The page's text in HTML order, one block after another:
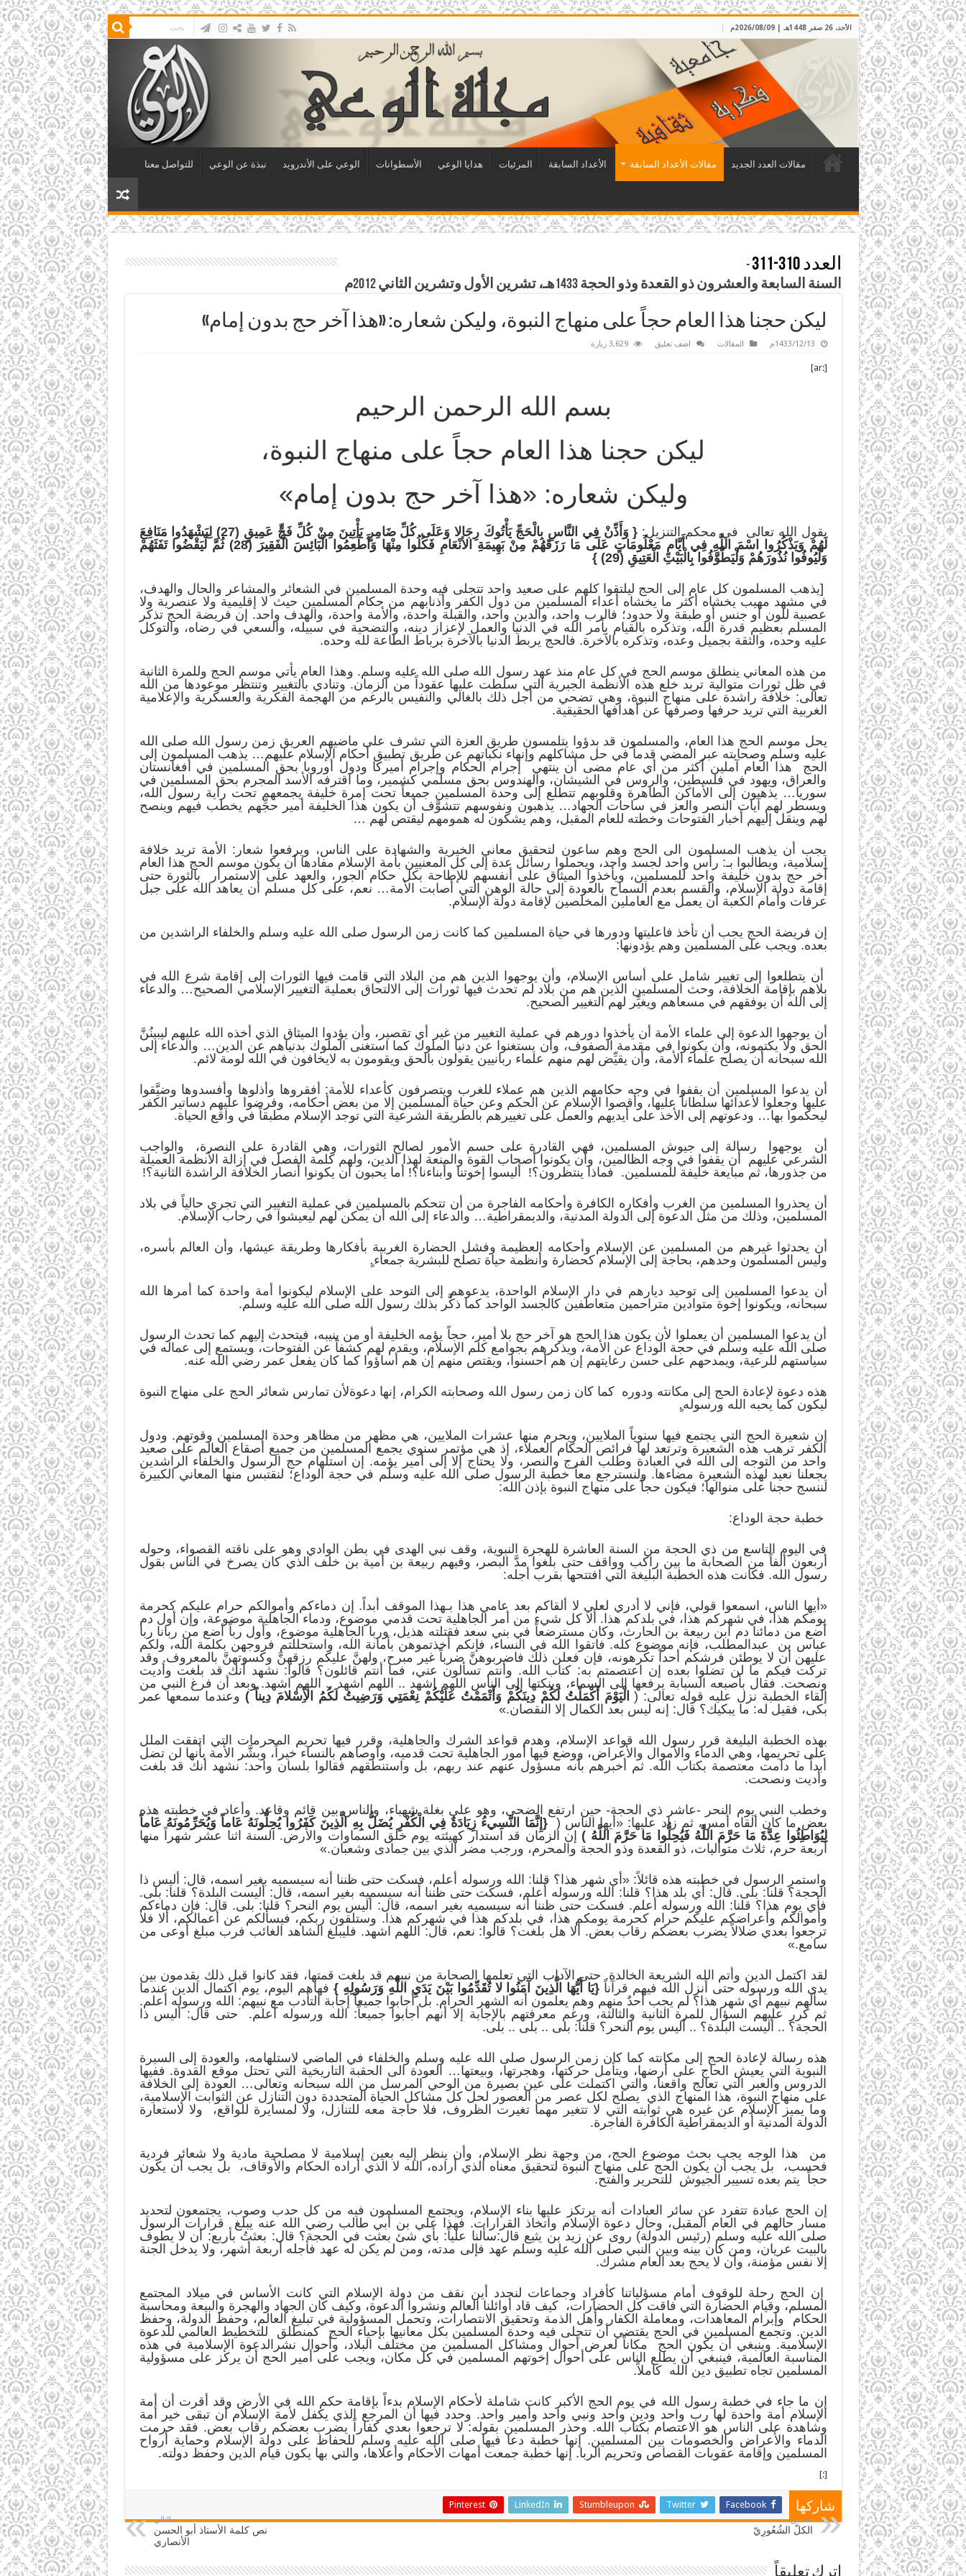
الأحد، 26 صفر 1448هـ | 2026/08/09م
مقالات العدد الجديد مقالات الأعداد السابقة الأعداد السابقة المرئيات هدايا الوعي الأسطوانات الوعي على الأندرويد نبذة عن الوعي للتواصل معنا
العدد 310-311
-
السنة السابعة والعشرون ذو القعدة وذو الحجة 1433هـ، تشرين الأول وتشرين الثاني 2012م
ليكن حجنا هذا العام حجاً على منهاج النبوة، وليكن شعاره: «هذا آخر حج بدون إمام»
1433/12/13م المقالات اضف تعليق 3,629 زيارة
[:ar]
بسم الله الرحمن الرحيم
ليكن حجنا هذا العام حجاً على منهاج النبوة،
وليكن شعاره: «هذا آخر حج بدون إمام»
يقول الله تعالى في محكم التنزيل: { وَأَذِّنْ فِي النَّاسِ بِالْحَجِّ يَأْتُوك
َ رِجَالا وَعَلَى كُلِّ ضَامِرٍ يَأْتِينَ مِنْ كُلِّ فَجٍّ عَمِيقٍ (27) لِيَشْهَدُوا مَنَافِعَ
لَهُمْ وَيَذْكُرُوا اسْمَ اللَّهِ فِي أَيَّامٍ مَعْلُومَاتٍ عَلَى مَا رَزَقَهُمْ مِنْ بَهِيمَةِ الأنْعَامِ فَكُلُوا مِنْهَا وَأَطْعِمُوا الْبَائِسَ الْفَقِيرَ (28) ثُمَّ لْيَقْضُوا تَفَثَهُمْ
وَلْيُوفُوا نُذُورَهُمْ وَلْيَطَّوَّفُوا بِالْبَيْتِ الْعَتِيقِ (29) }
[يذهب المسلمون كل عام إلى الحج ليلتقوا كلهم على صعيد واحد تتجلى فيه وحدة المسلمين في الشعائر والمشاعر والحال والهدف،
في مشهد مهيب يخشاه أكثر ما يخشاه أعداء المسلمين من دول الكفر وأذنابهم من حكام المسلمين حيث لا إقليمية ولا عنصرية ولا
عصبية للون أو جنس أو طبقة ولا حدود؛ فالرب واحد، والدين واحد، والقبلة واحدة، والأمة واحدة، والهدف واحد. إن فريضة الحج تذكر
المسلم بعظيم قدرة الله، وتذكره بالقيام بأمر الله في الدنيا والعمل لإعزاز دينه، والتضحية في سبيله، والسعي في رضاه، والتوكل
عليه وحده، والثقة بجميل وعده، وتذكره بالآخرة. فالحج يربط الدنيا بالآخرة برباط الطاعة لله وحده.
من هذه المعاني ينطلق موسم الحج في كل عام منذ عهد رسول الله صلى الله عليه وسلم. وهذا العام يأتي موسم الحج وللمرة الثانية
في ظل ثورات متوالية تريد خلع هذه الأنظمة الجبرية التي سلطت عليها عقوداً من الزمان. وتنادي بالتغيير وتنتظر موعودها من الله
تعالى: خلافة راشدة على منهاج النبوة، وهي تضحي من أجل ذلك بالغالي والنفيس بالرغم من الهجمة الفكرية والعسكرية والإعلامية
الغربية التي تريد حرفها وصرفها عن أهدافها الحقيقية.
يحل موسم الحج هذا العام، والمسلمون قد بدؤوا يتلمسون طريق العزة التي تشرف على ماضيهم العريق زمن رسول الله صلى الله
عليه وسلم وصحابته عبر المضي قدماً في حل مشاكلهم وإنهاء نكباتهم عن طريق تطبيق أحكام الإسلام عليهم… يذهب المسلمون إلى
الحج هذا العام آملين أكثر من أي عام مضى أن ينتهي إجرام الحكام وإجرام أميركا ودول أوروبا بحق المسلمين في أفغانستان
والعراق، ويهود في فلسطين، والروس في الشيشان، والهندوس بحق مسلمي كشمير، وما اقترفه الأسد المجرم بحق المسلمين في
سوريا… يذهبون إلى الأماكن الطاهرة وقلوبهم تتطلع إلى وحدة المسلمين جميعاً تحت إمرة خليفة يجمعهم تحت راية رسول الله،
ويسطر لهم آيات النصر والعز في ساحات الجهاد… يذهبون ونفوسهم تتشوَّف أن يكون هذا الخليفة أمير حجِّهم يخطب فيهم وينصح
لهم وينقل إليهم أخبار الفتوحات وخطته للعام المقبل، وهم يشكون له همومهم ليقتص لهم …
يجب أن يذهب المسلمون الى الحج وهم ساعون لتحقيق معاني الخيرية والشهادة على الناس، ويرفعوا شعار: الأمة تريد خلافة
إسلامية، ويطالبوا بـ: رأس واحد لجسد واحد، ويحملوا رسائل عدة إلى كل المعنيين بأمة الإسلام مفادها أن يكون موسم الحج هذا العام
آخر حج بدون خليفة واحد للمسلمين، ويأخذوا الميثاق على أنفسهم للإطاحة بكل حكام الجور، والعهد على الاستمرار بالثورة حتى
إقامة دولة الإسلام، والقسم بعدم السماح بالعودة إلى حالة الوهن التي أصابت الأمة… نعم، على كل مسلم أن يعاهد الله على جبل
عرفات وأمام الكعبة أن يعمل مع العاملين المخلصين لإقامة دولة الإسلام.
إن فريضة الحج يجب أن تأخذ فاعليتها ودورها في حياة المسلمين كما كانت زمن الرسول صلى الله عليه وسلم والخلفاء الراشدين من
بعده. ويجب على المسلمين وهم يؤدونها:
أن يتطلعوا إلى تغيير شامل على أساس الإسلام، وأن يوجهوا الذين هم من البلاد التي قامت فيها الثورات إلى إقامة شرع الله في
بلاهم بإقامة الخلافة، وحث المسلمين الذين هم من بلاد لم تحدث فيها ثورات إلى الالتحاق بعملية التغيير الإسلامي الصحيح… والدعاء
إلى الله أن يوفقهم في مسعاهم ويغيِّر لهم التغيير الصحيح.
أن يوجهوا الدعوة إلى علماء الأمة أن يأخذوا دورهم في عملية التغيير من غير أي تقصير، وأن يؤدوا الميثاق الذي أخذه الله عليهم ليبينُنَّ
الحق ولا يكتمونه، وأن يكونوا في مقدمة الصفوف، وأن يستغنوا عن دنيا الملوك كما استغنى الملوك بدنياهم عن الدين… والدعاء إلى
الله سبحانه أن يصلح علماء الأمة، وأن يقيِّض لهم منهم علماء ربانيين يقولون بالحق ويقومون به لايخافون في الله لومة لائم.
أن يدعوا المسلمين أن يقفوا في وجه حكامهم الذين هم عملاء للغرب ويتصرفون كأعداء للأمة: أفقروها وأذلوها وأفسدوها وضيَّقوا
عليها وجعلوا لأعدائها سلطاناً عليها، وأقصوا الإسلام عن الحكم وعن حياة المسلمين إلا من بعض أحكامه، وفرضوا عليهم دساتير الكفر
ليحكموا بها… ودعوتهم إلى الأخذ على أيديهم والعمل على تغييرهم بالطريقة الشرعية التي توجد الإسلام مطبقاً في واقع الحياة.
أن يوجهوا رسالة إلى جيوش المسلمين، فهي القادرة على حسم الأمور لصالح الثورات، وهي القادرة على النصرة، والواجب
الشرعي عليهم أن يقفوا في وجه الظالمين، وأن يكونوا أصحاب القوة والمنعة لهذا الدين، ولهم كلمة الفصل في إزالة الأنظمة العميلة
من جذورها، ثم مبايعة خليفة للمسلمين. فماذا ينتظرون؟! أليسوا إخوتنا وأبناءنا؟! أما يحبون أن يكونوا أنصار الخلافة الراشدة الثانية؟!
أن يحذروا المسلمين من الغرب وأفكاره الكافرة وأحكامه الفاجرة من أن تتحكم بالمسلمين في عملية التغيير التي تجري حالياً في بلاد
المسلمين، وذلك من مثل الدعوة إلى الدولة المدنية، والديمقراطية… والدعاء إلى الله أن يمكن لهم ليعيشوا في رحاب الإسلام.
أن يحدثوا غيرهم من المسلمين عن الإسلام وأحكامه العظيمة وفشل الحضارة الغربية بأفكارها وطريقة عيشها، وأن العالم بأسره،
وليس المسلمون وحدهم، بحاجة إلى الإسلام كحضارة وأنظمة حياة تصلح للبشرية جمعاء.ٍ
أن يدعوا المسلمين إلى توحيد ديارهم في دار الإسلام الواحدة، يدعوهم إلى التوحد على الإسلام ليكونوا أمة واحدة كما أمرها الله
سبحانه، ويكونوا إخوة متوادين متراحمين متعاطفين كالجسد الواحد كما ذكَّر بذلك رسول الله صلى الله عليه وسلم.
أن يدعوا المسلمين أن يعملوا لأن يكون هذا الحج هو آخر حج بلا أمير، حجاً يؤمه الخليفة أو من ينيبه، فيتحدث إليهم كما تحدث الرسول
صلى الله عليه وسلم في حجة الوداع عن الأمة، ويذكرهم بجوامع كلم الإسلام، ويقدم لهم كشفاً عن الفتوحات، ويستمع إلى عماله في
سياستهم للرعية، ويمدحهم على حسن رعايتهم إن هم أحسنوا، ويقتص منهم إن هم أساؤوا كما كان يفعل عمر رضي الله عنه.
هذه دعوة لإعادة الحج إلى مكانته ودوره كما كان زمن رسول الله وصحابته الكرام، إنها دعوةلأن تمارس شعائر الحج على منهاج النبوة
ليكون كما يحبه الله ورسوله.ٍ
إن شعيرة الحج التي يجتمع فيها سنوياً الملايين، ويحرم منها عشرات الملايين، هي مظهر من مظاهر وحدة المسلمين وقوتهم. ودول
الكفر ترهب هذه الشعيرة وترتعد لها فرائص الحكام العملاء، إذ هي مؤتمر سنوي يجمع المسلمين من جميع أصقاع العالم على صعيد
واحد من التوجه إلى الله في العبادة وطلب الفرج والنصر، ولا يحتاج إلا إلى أمير يؤمه. إن استلهام حج الرسول والخلفاء الراشدين
يجعلنا نعيد لهذه الشعيرة مضاءها. ولنسترجع معاً خطبة الرسول صلى الله عليه وسلم في حجة الوداع؛ لنقتبس منها المعاني الكبيرة
لننسج حجنا على منوالها؛ فيكون حجاً على منهاج النبوة بإذن الله:
خطبة حجة الوداع:
في اليوم التاسع من ذي الحجة من السنة العاشرة للهجرة النبوية، وقف نبي الهدى في بطن الوادي وهو على ناقته القصواء، وحوله
أربعون ألفاً من الصحابة ما بين راكب وواقف حتى بلغوا مدَّ البصر، وفيهم ربيعة بن أمية بن خلف الذي كان يصرخ في الناس بقول
رسول الله. فكانت هذه الخطبة البليغة التي افتتحها بقرب أجله:
«أيها الناس، اسمعوا قولي، فإني لا أدري لعلي لا ألقاكم بعد عامي هذا بـهذا الموقف أبداً. إن دماءكم وأموالكم حرام عليكم كحرمة
يومكم هذا، في شهركم هذا، في بلدكم هذا. ألا كل شيء من أمر الجاهلية تحت قدمي موضوع، ودماء الجاهلية موضوعة، وإن أول دم
أضع من دمائنا دم ابن ربيعة بن الحارث، وكان مسترضعاً في بني سعد فقتلته هذيل، وربا الجاهلية موضوع، وأول رباً أضع من ربانا ربا
عباس بن عبدالمطلب، فإنه موضوع كله. فاتقوا الله في النساء، فإنكم أخذتموهن بأمانة الله، واستحللتم فروجهن بكلمة الله، ولكم
عليهن أن لا يوطئن فرشكم أحداً تكرهونه، فإن فعلن ذلك فاضربوهنَّ ضرباً غير مبرح، ولهنَّ عليكم رزقهنَّ وكسوتهنَّ بالمعروف. وقد
تركت فيكم ما لن تضلوا بعده إن اعتصمتم به: كتاب الله. وأنتم تسألون عني، فما أنتم قائلون؟ قالوا: نشهد أنك قد بلغت وأديت
ونصحت. فقال بأصبعه السبابة يرفعها إلى السماء، وينكتها إلى الناس اللهم اشهد .. اللهم اشهد .. اللهم اشهد. وبعد أن فرغ النبي من
إلقاء الخطبة نزل عليه قوله تعالى: ( الْيَوْمَ أَكْمَلْتُ لَكُم ْ دِينَكُمْ وَأَتْمَمْتُ عَلَيْكُمْ نِعْمَتِي وَرَضِيتُ لَكُمُ الأِسْلامَ دِيناً ) وعندما سمعها عمر
بكى، فقيل له: ما يبكيك؟ قال: إنه ليس بعد الكمال إلا النقصان.»
بهذه الخطبة البليغة قرر رسول الله قواعد الإسلام، وهدم قواعد الشرك والجاهلية، وقرر فيها تحريم المحرمات التي اتفقت الملل
على تحريمها، وهي الدماء والأموال والأعراض، ووضع فيها أمور الجاهلية تحت قدميه، وأوصاهم بالنساء خيراً، وبشَّر الأمة بأنها لن تضل
أبداً ما دامت معتصمة بكتاب الله. ثم أخبرهم بأنه مسؤول عنهم عند ربهم، بل واستنطقهم فقالوا بلسان واحد: نشهد أنك قد بلغت
وأديت ونصحت.
وخطب النبي يوم النحر -عاشر ذي الحجة- حين ارتفع الضحى، وهو على بغلة شهباء، والناس بين قائم وقاعد. وأعاد في خطبته هذه
بعض ما كان ألقاه أمس، ثم زاد عليها: «أيها الناس ({إِنَّمَا النَّسِيءُ زِيَادَة ٌ فِي الْكُفْرِ يُضَلُّ بِهِ الَّذِينَ كَفَرُوا يُحِلُّونَهُ عَاماً وَيُحَرِّمُونَهُ عَاماً
لِيُوَاطِئُوا عِدَّةَ مَا حَرَّمَ اللَّهُ فَيُحِلُّوا مَا حَرَّمَ اللَّهُ ) إن الزمان قد استدار كهيئته يوم خلق السماوات والأرض. السنة اثنا عشر شهراً منها
أربعة حرم، ثلاث متواليات، ذو القعدة وذو الحجة والمحرم، ورجب مضر الذي بين جمادى وشعبان.»
واستمر الرسول في خطبته هذه قائلاً: «أي شهر هذا؟ قلنا: الله ورسوله أعلم، فسكت حتى ظننا أنه سيسميه بغير اسمه، قال: أليس ذا
الحجة؟ قلنا: بلى. قال: أي بلد هذا؟ قلنا: الله ورسوله أعلم، فسكت حتى ظننا أنه سيسميه بغير اسمه، قال: أليست البلدة؟ قلنا: بلى.
فأي يوم هذا؟ قلنا: الله ورسوله أعلم. فسكت حتى ظننا أنه سيسميه بغير اسمه، قال: أليس يوم النحر؟ قلنا: بلى. قال: فإن دماءكم
وأموالكم وأعراضكم عليكم حرام كحرمة يومكم هذا، في بلدكم هذا في شهركم هذا. وستلقون ربكم، فيسألكم عن أعمالكم، ألا فلا
ترجعوا بعدي ضلالاً يضرب بعضكم رقاب بعض. ألا هل بلغت؟ قالوا: نعم، قال: اللهم اشهد. فليبلغ الشاهد الغائب فرب مبلغ أوعى من
سامع.»
لقد اكتمل الدين وأتم الله الشريعة الخالدة. حتى الآداب التي تعلمها الصحابة من نبيهم قد بلغت قمتها، فقد كانوا قبل ذلك يقدمون بين
يدي الله ورسوله حتى أنزل الله فيهم قرآناً {يَا أَيُّهَا الَّذِينَ آمَنُوالا تُقَدِّمُوا بَيْنَ يَدَيِ اللَّهِ وَرَسُولِهِ } فهاهم اليوم، يوم اكتمال الدين عندما
سألهم نبيهم أي شهر هذا؟ لم يجب أحدٌ منهم وهم يعلمون أنه الشهر الحرام. بل أجابوا جميعاً إجابة التأدب مع نبيهم: الله ورسوله أعلم.
ثم كرر عليهم السؤال للمرة الثانية والثالثة، ورغم معرفتهم بالإجابة إلا أنهم أجابوا جميعاً: الله ورسوله أعلم. حتى قال: أليس ذا
الحجة؟ .. أليست البلدة؟ .. أليس يوم النحر؟ قلنا: بلى .. بلى .. بلى.
هذه رسالة لإعادة الحج إلى مكانته كما كان زمن الرسول صلى الله عليه وسلم والخلفاء في الماضي لاستلهامه، والعودة إلى السيرة
النبوية التي يعيش الحاج على أرضها، ويتأمل حركتها، وهجرتها، وبيعتها… العودة الى الحقبة التاريخية التي تحتل موقع القدوة. ففيها
الدروس والعبر التي تعالج واقعنا، والتي اكتملت على عين بصيرة من الوحي المرسل من الله سبحانه وتعالى… العودة إلى الخلافة
على منهاج النبوة، هذا المنهاج الذي يصلح لكل عصر من العصور لحل كل مشاكل الحياة المتجددة دون التنازل عن الثوابت الإسلامية،
وما يميز الإسلام عن غيره هي ثوابته التي لا تتغير مهما تغيرت الظروف، فلا حاجة معه للتنازل، ولا لمسايرة للواقع، ولا لاستعارة
الدولة المدنية أو الديمقراطية الكافرة الفاجرة.
من هذا الوجه يجب بحث موضوع الحج، من وجهة نظر الإسلام، وأن ينظر إليه بعين إسلامية لا مصلحية مادية ولا شعائر فردية
فحسب، بل يجب أن يكون الحج على منهاج النبوة لتحقيق معناه الذي أراده، الله لا الذي أراده الحكام والأوقاف، بل يجب أن يكون
حجاً يتم بعده تسيير الجيوش للتحرير والفتح.
إن الحج عبادة تتفرد عن سائر العبادات أنه يرتكز عليها بناء الإسلام، ويجتمع المسلمون فيه من كل حدب وصوب، يجتمعون لتحديد
مسار حالهم في العام المقبل، وحال دعوة الإسلام واتخاذ القرارات. فهذا علي بن أبي طالب رضي الله عنه يبلغ قرارات الرسول
صلى الله عليه وسلم (رئيس الدولة) روى عن زيد بن يثيع قال:سألنا علياً: بأي شئ بعثت في الحجة؟ قال: بعثتُ بأربع: أن لا يطوف
بالبيت عريان، ومن كان بينه وبين النبي صلى الله عليه وسلم عهد فإلى مدته، ومن لم يكن له عهد فأجله أربعة أشهر، ولا يدخل الجنة
إلا نفس مؤمنة، وأن لا يحج بعد العام مشرك.
إن الحج رحلة للوقوف أمام مسؤلياتنا كأفراد وجماعات لنحدد أين نقف من دولة الإسلام التي كانت الأساس في ميلاد المجتمع
المسلم، وقيام الحضارة التي فاقت كل الحضارات، كيف قاد أوائلنا العالم ونشروا الدعوة، وكيف كان الجهاد والهجرة والبيعة ومحاسبة
الحكام وإبرام المعاهدات، ومعاملة الكفار وأهل الذمة وتحقيق الانتصارات، وتحمل المسؤولية في تبليغ العالم، وحفظ الدولة، وحفظ
الدين. وتجمع المسلمين في الحج يقتضي أن تتجلى فيه وحدة المسلمين بكل معانيها بإحياء الحج كمنطلق للتخطيط العالمي للدعوة
الإسلامية. وينبغي أن يكون الحج مكاناً لعرض أحوال ومشاكل المسلمين من مختلف البلاد، وأحوال نشرالدعوة الإسلامية في هذه
المناسبة العالمية، فينبغي أن يطلع الناس على أحوال إخوتهم المسلمين في كل مكان، ويجب على أمير الحج أن يركز على مسؤولية
المسلمين تجاه تطبيق دين الله كاملاً.
إن ما جاء في خطبة رسول الله في يوم الحج الأكبر كانت شاملة لأحكام الإسلام بدءاً بإقامة حكم الله في الأرض وقد أقرت أن أمة
الإسلام أمة واحدة لها رب واحد ودين واحد ونبي واحد وأمير واحد. وحدد فيها أن المرجع الذي يكفل لأمة الإسلام أن تبقى خير أمة
وشاهدة على الناس هو الاعتصام بكتاب الله. وحذر المسلمين بقوله: لا ترجعوا بعدي كفاراً يضرب بعضكم رقاب بعض. فقد حرمت
الدماء والأعراض والخصومات بين المسلمين. إنها خطبة دعا فيها صلى الله عليه وسلم للحفاظ على دولة الإسلام وحماية أرواح
المسلمين وإقامة عقوبات القصاص وتحريم الربا. إنها خطبة جمعت أمهات الأحكام وأعلاها، والتي بها يكون قيام الدين وحفظ دولته.
[:]
شاركها Facebook
Twitter
Stumbleupon
LinkedIn
Pinterest
السابق
الكلّ الشُعُورِيّ
التالي
نص كلمة الأستاذ أبو الحسن
الأنصاري
اترك تعليقاً